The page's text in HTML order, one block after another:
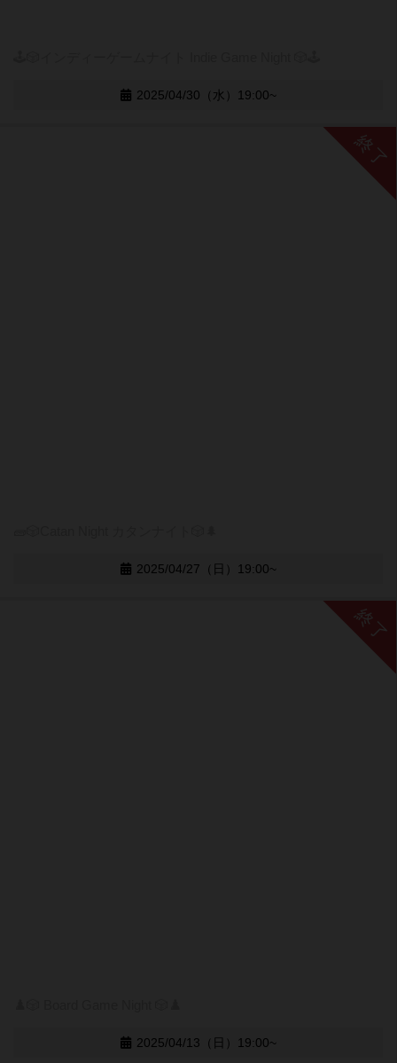
2025/04/30（水）19:00~
終了
2025/04/27（日）19:00~
終了
2025/04/13（日）19:00~